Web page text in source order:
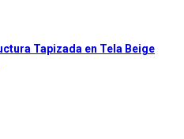
Tapizada en Tela Beige